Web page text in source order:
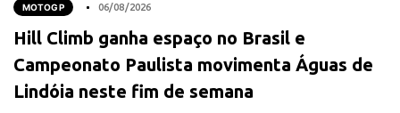
MOTOGP 06/08/2026
Hill Climb ganha espaço no Brasil e
Campeonato Paulista movimenta Águas de
Lindóia neste fim de semana